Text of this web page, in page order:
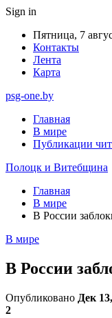
Sign in
Пятница, 7
Контакты
Лента
Карта
psg-one.by
Главная
В мире
Публикации
Полоцк и Витебщина
Главная
В мире
В России
В мире
В России
Опубликовано Дек
2